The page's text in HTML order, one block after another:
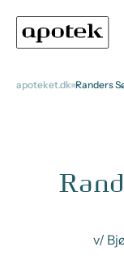
apoteket.dk Randers
v/